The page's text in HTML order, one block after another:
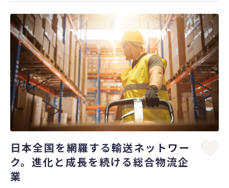
日本全国を網羅する輸送ネットワー
ク。進化と成長を続ける総合物流企
業